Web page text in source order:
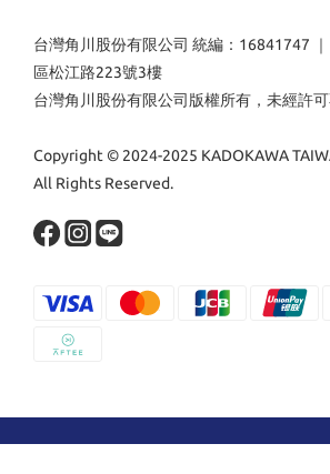
台灣角川股份有限公司 統編：16841747
區松江路223號3樓
台灣角川股份有限公司版權所有，未經許
Copyright © 2024-2025 KADOKAWA
All Rights Reserved.